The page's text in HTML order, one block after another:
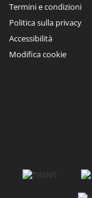
Termini e condizioni
Politica sulla privacy
Accessibilità
Modifica cookie